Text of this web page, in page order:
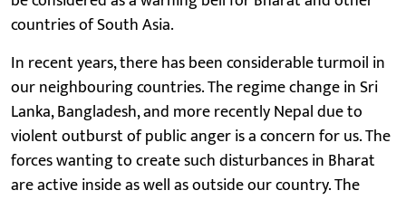
countries of South Asia.
In recent years, there has been considerable turmoil in
our neighbouring countries. The regime change in Sri
Lanka, Bangladesh, and more recently Nepal due to
violent outburst of public anger is a concern for us. The
forces wanting to create such disturbances in Bharat
are active inside as well as outside our country. The